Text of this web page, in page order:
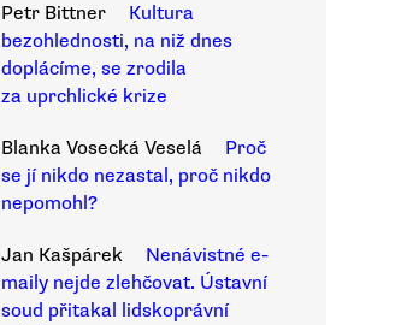
Petr Bittner
Kultura
bezohlednosti, na niž dnes
doplácíme, se zrodila
za uprchlické krize
Blanka Vosecká Veselá
Proč
se jí nikdo nezastal, proč nikdo
nepomohl?
Jan Kašpárek
Nenávistné e-
maily nejde zlehčovat. Ústavní
soud přitakal lidskoprávní